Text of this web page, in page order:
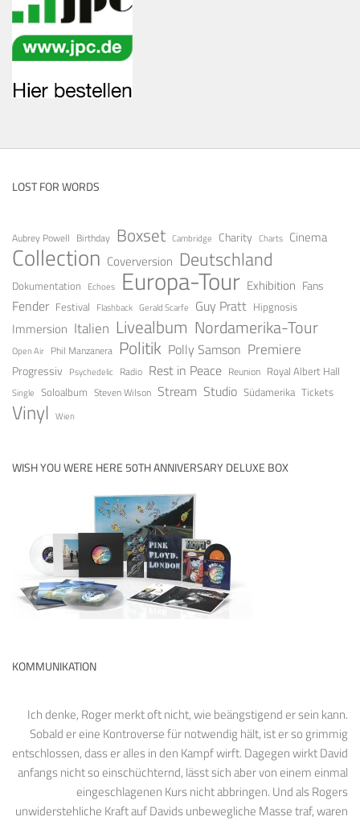
LOST FOR WORDS
Aubrey Powell Birthday Boxset Cambridge Charity Charts Cinema
Collection Coverversion Deutschland
Dokumentation Echoes Europa-Tour Exhibition Fans
Fender Festival Flashback Gerald Scarfe Guy Pratt Hipgnosis
Immersion Italien Livealbum Nordamerika-Tour
Open Air Phil Manzanera Politik Polly Samson Premiere
Progressiv Psychedelic Radio Rest in Peace Reunion Royal Albert Hall
Single Soloalbum Steven Wilson Stream Studio Südamerika Tickets
Vinyl Wien
WISH YOU WERE HERE 50TH ANNIVERSARY DELUXE BOX
KOMMUNIKATION
Ich denke, Roger merkt oft nicht, wie beängstigend er sein kann.
Sobald er eine Kontroverse für notwendig hält, ist er so grimmig
entschlossen, dass er alles in den Kampf wirft. Dagegen wirkt David
anfangs nicht so einschüchternd, lässt sich aber von einem einmal
eingeschlagenen Kurs nicht abbringen. Und als Rogers
unwiderstehliche Kraft auf Davids unbewegliche Masse traf, waren